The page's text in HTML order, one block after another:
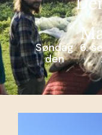
Søndag
den
6.